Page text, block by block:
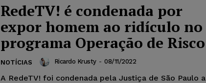
RedeTV! é condenada por
expor homem ao ridículo no
programa Operação de Risco
NOTÍCIAS Ricardo Krusty - 08/11/2022
A RedeTV! foi condenada pela Justiça de São Paulo a